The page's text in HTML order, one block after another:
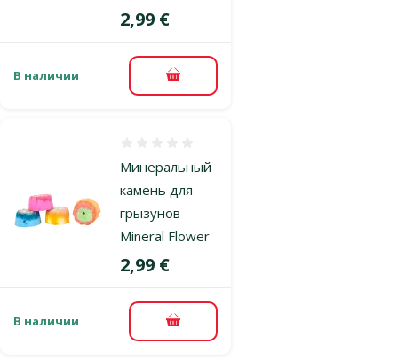
Цена
2,99 €
В наличии В корзину
Минеральный
камень для
грызунов -
Mineral Flower
Цена
2,99 €
В наличии В корзину